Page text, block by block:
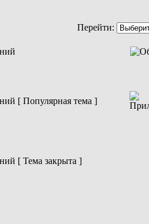
Перейти:
[ Популярная тема ]
[ Тема закрыта ]